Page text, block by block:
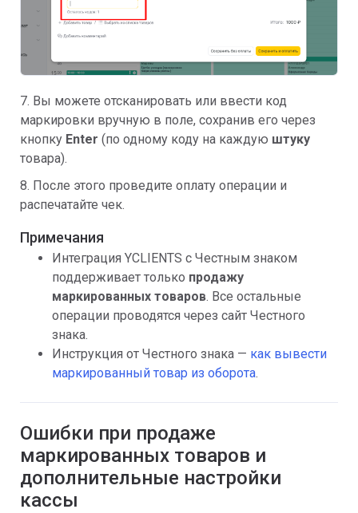
7. Вы можете отсканировать или ввести код
маркировки вручную в поле, сохранив его через
кнопку Enter (по одному коду на каждую штуку
товара).
8. После этого проведите оплату операции и
распечатайте чек.
Примечания
Интеграция YCLIENTS с Честным знаком
поддерживает только продажу
маркированных товаров. Все остальные
операции проводятся через сайт Честного
знака.
Инструкция от Честного знака — как вывести
маркированный товар из оборота.
Ошибки при продаже
маркированных товаров и
дополнительные настройки
кассы